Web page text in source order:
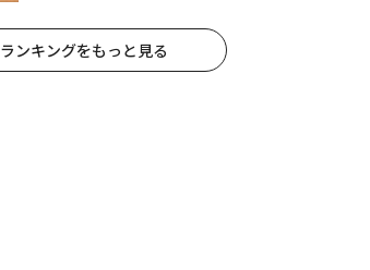
ランキングをもっと見る